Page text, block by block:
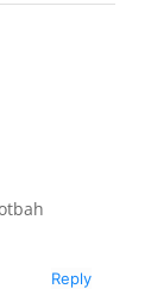
Reply